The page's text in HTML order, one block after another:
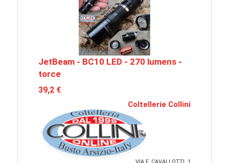
JetBeam - BC10 LED - 270 lumens -
torce
39,2 €
Coltellerie Collini